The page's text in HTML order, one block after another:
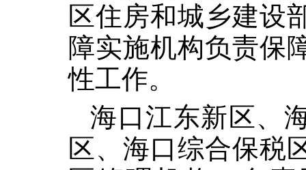
区住房和城乡建设
障实施机构负责保
性工作。
海口江东新区、
区、海口综合保税